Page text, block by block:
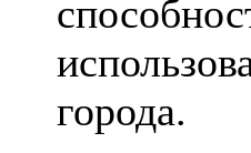
города.